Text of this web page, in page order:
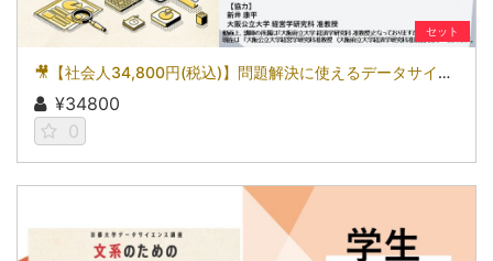
セット
🎥【社会人34,800円(税込)】問題解決に使えるデータサイエンス～統計検定(R)2級を目指して～［京都大学データサイエンス講座］（2026）
¥34800
0